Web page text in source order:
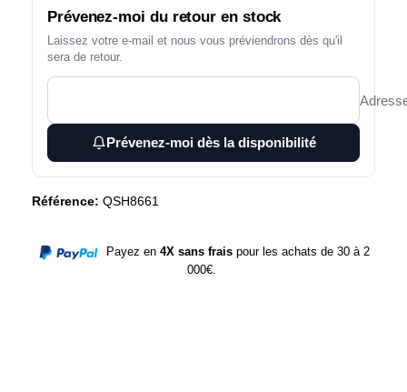
Prévenez-moi du retour en stock
Laissez votre e-mail et nous vous préviendrons dès qu'il
sera de retour.
Prévenez-moi dès la disponibilité
Référence: QSH8661
Payez en 4X sans fraispour les achats de 30 à 2
000€.